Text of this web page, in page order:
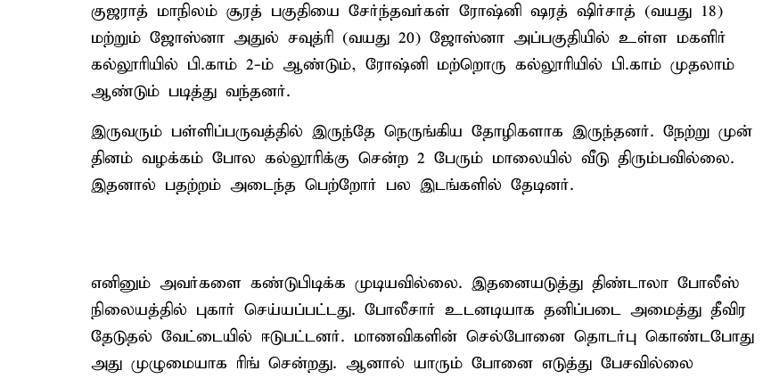
குஜராத் மாநிலம் சூரத் பகுதியை சேர்ந்தவர்கள் ரோஷ்னி ஷரத் ஷிர்சாத் (வயது 18)
மற்றும் ஜோஸ்னா அதுல் சவுத்ரி (வயது 20) ஜோஸ்னா அப்பகுதியில் உள்ள மகளிர்
கல்லூரியில் பி.காம் 2-ம் ஆண்டும், ரோஷ்னி மற்றொரு கல்லூரியில் பி.காம் முதலாம்
ஆண்டும் படித்து வந்தனர்.
இருவரும் பள்ளிப்பருவத்தில் இருந்தே நெருங்கிய தோழிகளாக இருந்தனர். நேற்று முன்
தினம் வழக்கம் போல கல்லூரிக்கு சென்ற 2 பேரும் மாலையில் வீடு திரும்பவில்லை.
இதனால் பதற்றம் அடைந்த பெற்றோர் பல இடங்களில் தேடினர்.
எனினும் அவர்களை கண்டுபிடிக்க முடியவில்லை. இதனையடுத்து திண்டாலா போலீஸ்
நிலையத்தில் புகார் செய்யப்பட்டது. போலீசார் உடனடியாக தனிப்படை அமைத்து தீவிர
தேடுதல் வேட்டையில் ஈடுபட்டனர். மாணவிகளின் செல்போனை தொடர்பு கொண்டபோது
அது முழுமையாக ரிங் சென்றது. ஆனால் யாரும் போனை எடுத்து பேசவில்லை